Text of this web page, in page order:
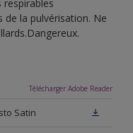
de la pulvérisation. Ne
Télécharger Adobe Reader
Satin